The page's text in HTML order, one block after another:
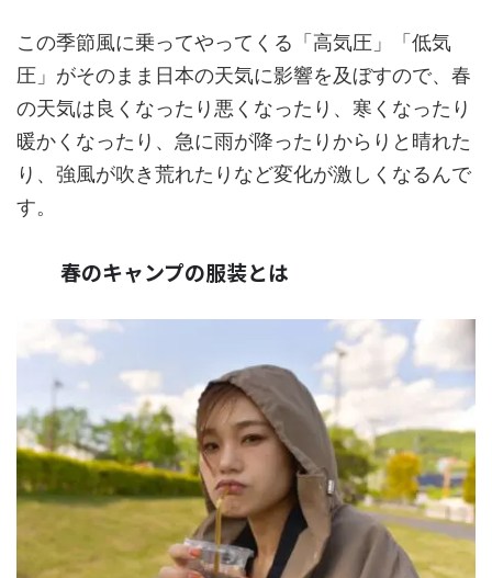
この季節風に乗ってやってくる「高気圧」「低気
圧」がそのまま日本の天気に影響を及ぼすので、春
の天気は良くなったり悪くなったり、寒くなったり
暖かくなったり、急に雨が降ったりからりと晴れた
り、強風が吹き荒れたりなど変化が激しくなるんで
す。
春のキャンプの服装とは